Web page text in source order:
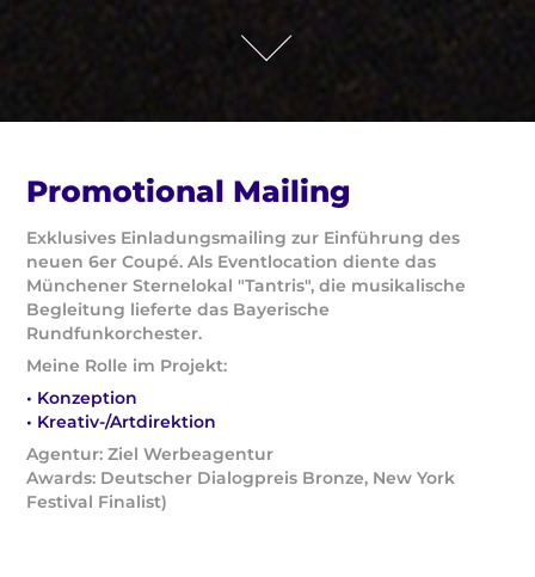
Promotional Mailing
Exklusives Einladungsmailing zur Einführung des
neuen 6er Coupé. Als Eventlocation diente das
Münchener Sternelokal "Tantris", die musikalische
Begleitung lieferte das Bayerische
Rundfunkorchester.
Meine Rolle im Projekt:
• Konzeption
• Kreativ-/Artdirektion
Agentur: Ziel Werbeagentur
Awards: Deutscher Dialogpreis Bronze, New York
Festival Finalist)